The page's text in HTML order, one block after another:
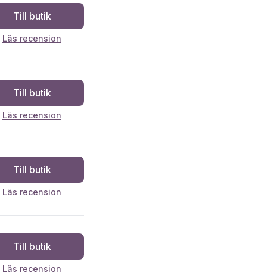
Till butik
Läs recension
Till butik
Läs recension
Till butik
Läs recension
Till butik
Läs recension